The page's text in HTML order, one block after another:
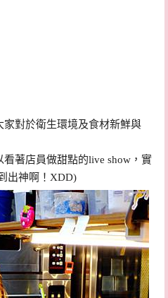
對於衛生環境及食材新鮮與
著店員做甜點的live show，實
出神啊！XDD)